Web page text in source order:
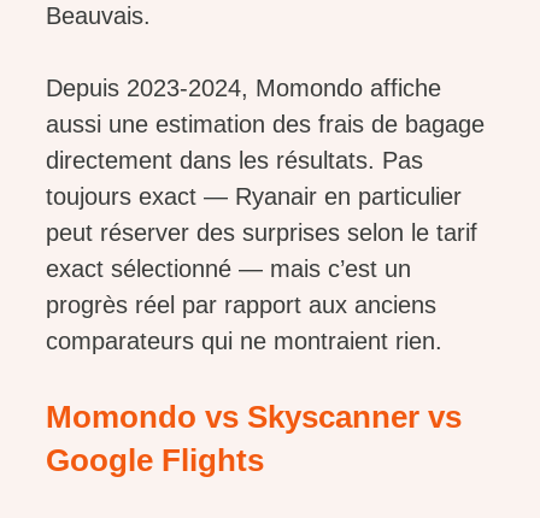
Beauvais.
Depuis 2023-2024, Momondo affiche
aussi une estimation des frais de bagage
directement dans les résultats. Pas
toujours exact — Ryanair en particulier
peut réserver des surprises selon le tarif
exact sélectionné — mais c’est un
progrès réel par rapport aux anciens
comparateurs qui ne montraient rien.
Momondo vs Skyscanner vs
Google Flights